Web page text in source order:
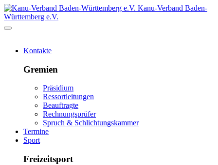
Kanu-Verband Baden-
Württemberg e.V.
Kontakte
Gremien
Präsidium
Ressortleitungen
Beauftragte
Rechnungsprüfer
Spruch & Schlichtungskammer
Termine
Sport
Freizeitsport